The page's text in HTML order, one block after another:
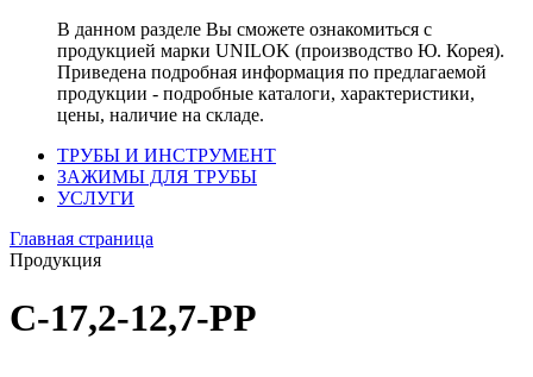
В данном разделе Вы сможете ознакомиться с
продукцией марки UNILOK (производство Ю. Корея).
Приведена подробная информация по предлагаемой
продукции - подробные каталоги, характеристики,
цены, наличие на складе.
ТРУБЫ И ИНСТРУМЕНТ
ЗАЖИМЫ ДЛЯ ТРУБЫ
УСЛУГИ
Главная страница
Продукция
C-17,2-12,7-PP